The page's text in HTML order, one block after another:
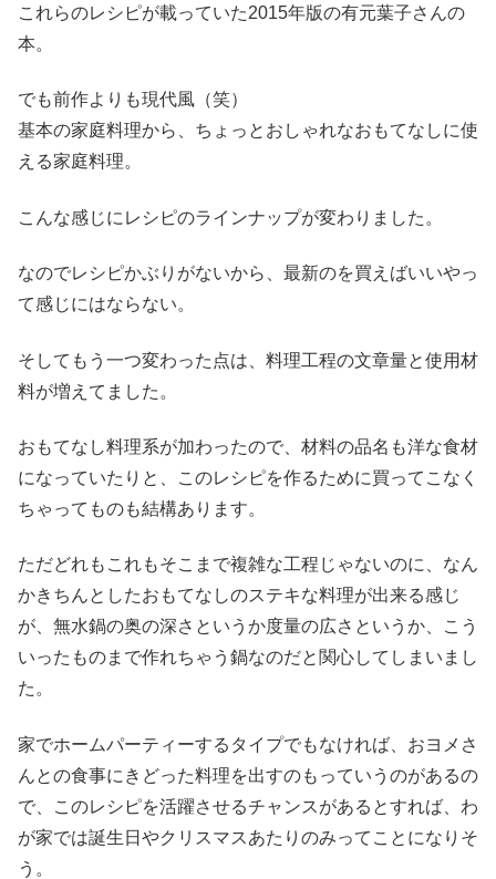
これらのレシピが載っていた2015年版の有元葉子さんの
本。
でも前作よりも現代風（笑）
基本の家庭料理から、ちょっとおしゃれなおもてなしに使
える家庭料理。
こんな感じにレシピのラインナップが変わりました。
なのでレシピかぶりがないから、最新のを買えばいいやっ
て感じにはならない。
そしてもう一つ変わった点は、料理工程の文章量と使用材
料が増えてました。
おもてなし料理系が加わったので、材料の品名も洋な食材
になっていたりと、このレシピを作るために買ってこなく
ちゃってものも結構あります。
ただどれもこれもそこまで複雑な工程じゃないのに、なん
かきちんとしたおもてなしのステキな料理が出来る感じ
が、無水鍋の奥の深さというか度量の広さというか、こう
いったものまで作れちゃう鍋なのだと関心してしまいまし
た。
家でホームパーティーするタイプでもなければ、おヨメさ
んとの食事にきどった料理を出すのもっていうのがあるの
で、このレシピを活躍させるチャンスがあるとすれば、わ
が家では誕生日やクリスマスあたりのみってことになりそ
う。